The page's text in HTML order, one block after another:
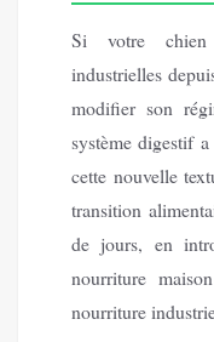
Si votre chien
industrielles
modifier son
système digestif
cette nouvelle
transition
de jours, en
nourriture
nourriture